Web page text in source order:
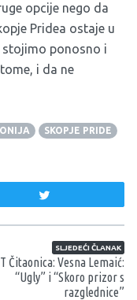
opcije nego da
Pridea ostaje u
stojimo ponosno i
i da ne
SKOPJE PRIDE
SLJEDEĆI ČLANAK
Čitaonica: Vesna Lemaić:
“Ugly” i “Skoro prizor s
razglednice”